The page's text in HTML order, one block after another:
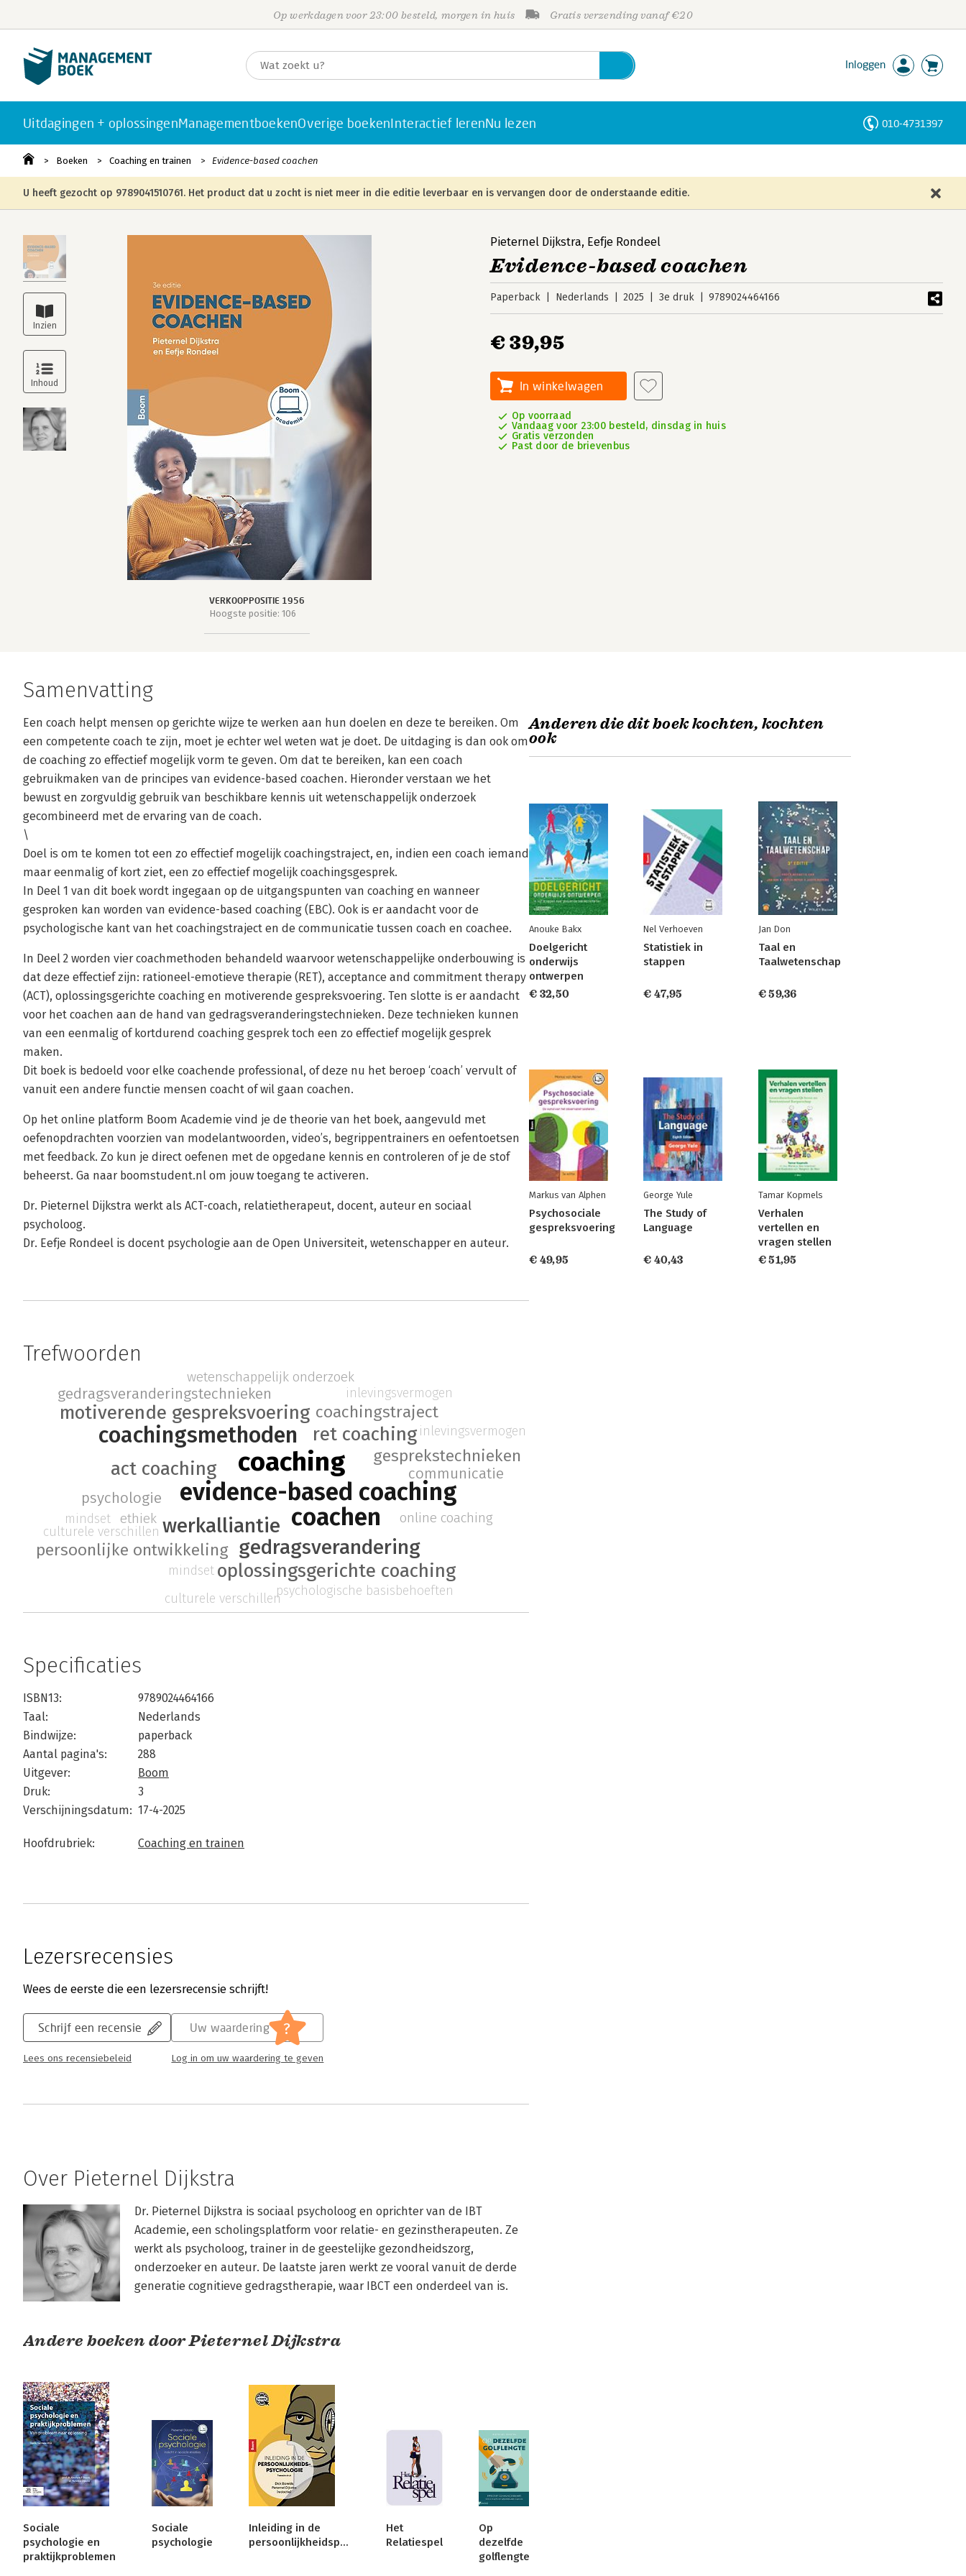
Op werkdagen voor 23:00 besteld, morgen in huis Gratis verzending vanaf €20
Inloggen
Uitdagingen + oplossingenManagementboekenOverige boekenInteractief lerenNu lezen 010-4731397
Boeken Coaching en trainen Evidence-based coachen
U heeft gezocht op 9789041510761. Het product dat u zocht is niet meer in die editie leverbaar en is vervangen door de onderstaande editie.
VERKOOPPOSITIE 1956
Hoogste positie: 106
Pieternel Dijkstra, Eefje Rondeel
Evidence-based coachen
Paperback Nederlands 2025 3e druk 9789024464166
€ 39,95
In winkelwagen
Op voorraad
Vandaag voor 23:00 besteld, dinsdag in huis
Gratis verzonden
Past door de brievenbus
Samenvatting
Een coach helpt mensen op gerichte wijze te werken aan hun doelen en deze te bereiken. Om
een competente coach te zijn, moet je echter wel weten wat je doet. De uitdaging is dan ook om
de coaching zo effectief mogelijk vorm te geven. Om dat te bereiken, kan een coach
gebruikmaken van de principes van evidence-based coachen. Hieronder verstaan we het
bewust en zorgvuldig gebruik van beschikbare kennis uit wetenschappelijk onderzoek
gecombineerd met de ervaring van de coach.
\
Doel is om te komen tot een zo effectief mogelijk coachingstraject, en, indien een coach iemand
maar eenmalig of kort ziet, een zo effectief mogelijk coachingsgesprek.
In Deel 1 van dit boek wordt ingegaan op de uitgangspunten van coaching en wanneer
gesproken kan worden van evidence-based coaching (EBC). Ook is er aandacht voor de
psychologische kant van het coachingstraject en de communicatie tussen coach en coachee.
In Deel 2 worden vier coachmethoden behandeld waarvoor wetenschappelijke onderbouwing is
dat deze effectief zijn: rationeel-emotieve therapie (RET), acceptance and commitment therapy
(ACT), oplossingsgerichte coaching en motiverende gespreksvoering. Ten slotte is er aandacht
voor het coachen aan de hand van gedragsveranderingstechnieken. Deze technieken kunnen
van een eenmalig of kortdurend coaching gesprek toch een zo effectief mogelijk gesprek
maken.
Dit boek is bedoeld voor elke coachende professional, of deze nu het beroep ‘coach’ vervult of
vanuit een andere functie mensen coacht of wil gaan coachen.
Op het online platform Boom Academie vind je de theorie van het boek, aangevuld met
oefenopdrachten voorzien van modelantwoorden, video’s, begrippentrainers en oefentoetsen
met feedback. Zo kun je direct oefenen met de opgedane kennis en controleren of je de stof
beheerst. Ga naar boomstudent.nl om jouw toegang te activeren.
Dr. Pieternel Dijkstra werkt als ACT-coach, relatietherapeut, docent, auteur en sociaal
psycholoog.
Dr. Eefje Rondeel is docent psychologie aan de Open Universiteit, wetenschapper en auteur.
Trefwoorden
coaching
evidence-based coaching
coachen
coachingsmethoden
werkalliantie
gedragsverandering
motiverende gespreksvoering
act coaching
oplossingsgerichte coaching
ret coaching
persoonlijke ontwikkeling
gesprekstechnieken
coachingstraject
communicatie
psychologie
gedragsveranderingstechnieken
wetenschappelijk onderzoek
ethiek online coaching
mindset
culturele verschillen
inlevingsvermogen
psychologische basisbehoeften
mindset
culturele verschillen
inlevingsvermogen
Specificaties
ISBN13:
9789024464166
Taal:
Nederlands
Bindwijze:
paperback
Aantal pagina's:
288
Uitgever:
Boom
Druk:
3
Verschijningsdatum: 17-4-2025
Hoofdrubriek: Coaching en trainen
Lezersrecensies
Wees de eerste die een lezersrecensie schrijft!
Schrijf een recensie
Lees ons recensiebeleid
Uw waardering ?
Log in om uw waardering te geven
Over Pieternel Dijkstra
Dr. Pieternel Dijkstra is sociaal psycholoog en oprichter van de IBT
Academie, een scholingsplatform voor relatie- en gezinstherapeuten. Ze
werkt als psycholoog, trainer in de geestelijke gezondheidszorg,
onderzoeker en auteur. De laatste jaren werkt ze vooral vanuit de derde
generatie cognitieve gedragstherapie, waar IBCT een onderdeel van is.
Andere boeken door Pieternel Dijkstra
Sociale
psychologie en
praktijkproblemen
Sociale
psychologie
Inleiding in de
persoonlijkheidspsychologie
Het
Relatiespel
Op
dezelfde
golflengte
Anderen die dit boek kochten, kochten
ook
Anouke Bakx
Doelgericht
onderwijs
ontwerpen
€ 32,50
Nel Verhoeven
Statistiek in
stappen
€ 47,95
Jan Don
Taal en
Taalwetenschap
€ 59,36
Markus van Alphen
Psychosociale
gespreksvoering
€ 49,95
George Yule
The Study of
Language
€ 40,43
Tamar Kopmels
Verhalen
vertellen en
vragen stellen
€ 51,95
Personen
Trefwoorden